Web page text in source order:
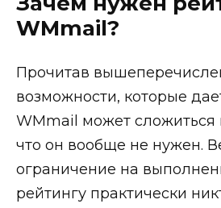
WMmail?
Прочитав
возможности, которые
WMmail может сложиться
что он вообще не нужен.
ограничение на
рейтингу практически